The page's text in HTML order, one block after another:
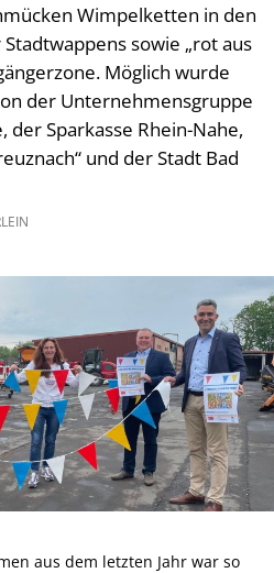
Wimpelketten in den
sowie „rot aus
Möglich wurde
der Unternehmensgruppe
der Sparkasse Rhein-Nahe,
und der Stadt Bad
aus dem letzten Jahr war so